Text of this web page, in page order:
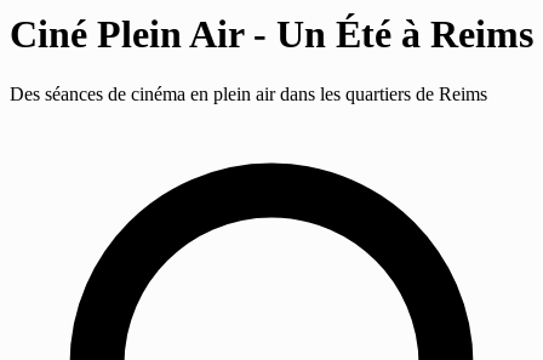
Ciné Plein Air - Un Été à Reims
Des séances de cinéma en plein air dans les quartiers de Reims